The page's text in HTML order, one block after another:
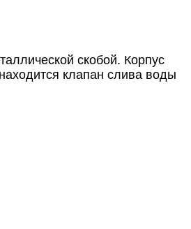
скобой. Корпус
клапан слива воды